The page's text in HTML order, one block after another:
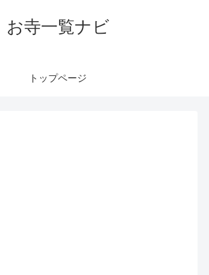
お寺一覧ナビ
トップページ